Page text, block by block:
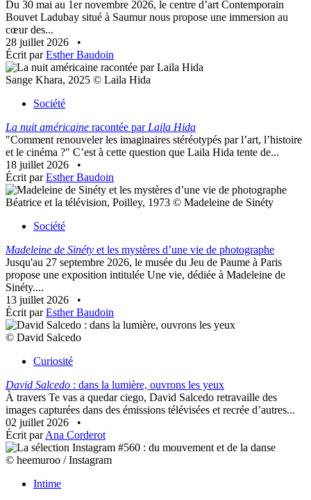
Du 30 mai au 1er novembre 2026, le centre d’art Contemporain
Bouvet Ladubay situé à Saumur nous propose une immersion au
cœur des...
28 juillet 2026
•
Écrit parEsther Baudoin
Sange Khara, 2025 © Laila Hida
Société
La nuit américaine racontée par Laila Hida
"Comment renouveler les imaginaires stéréotypés par l’art, l’histoire
et le cinéma ?" C’est à cette question que Laila Hida tente de...
18 juillet 2026
•
Écrit parEsther Baudoin
Béatrice et la télévision, Poilley, 1973 © Madeleine de Sinéty
Société
Madeleine de Sinéty et les mystères d’une vie de photographe
Jusqu'au 27 septembre 2026, le musée du Jeu de Paume à Paris
propose une exposition intitulée Une vie, dédiée à Madeleine de
Sinéty....
13 juillet 2026
•
Écrit parEsther Baudoin
© David Salcedo
Curiosité
David Salcedo : dans la lumière, ouvrons les yeux
À travers Te vas a quedar ciego, David Salcedo retravaille des
images capturées dans des émissions télévisées et recrée d’autres...
02 juillet 2026
•
Écrit parAna Corderot
© heemuroo / Instagram
Intime